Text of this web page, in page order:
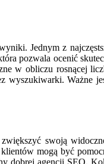
Jednym z
pozwala ocenić
w obliczu rosnącej
Ważne
swoją
mogą być